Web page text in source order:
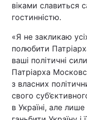
віками славиться
гостинністю.
«Я не закликаю
полюбити
ваші політичні
Патріарха
з власних
свого
в Україні, але